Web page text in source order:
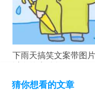
下雨天搞笑文案带图
以发的幽默句子
猜你想看的文章